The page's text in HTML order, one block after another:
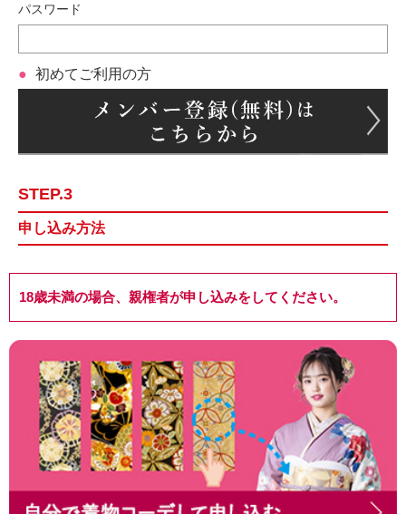
パスワード
初めてご利用の方
STEP.3
申し込み方法
18歳未満の場合、親権者が申し込みをしてください。